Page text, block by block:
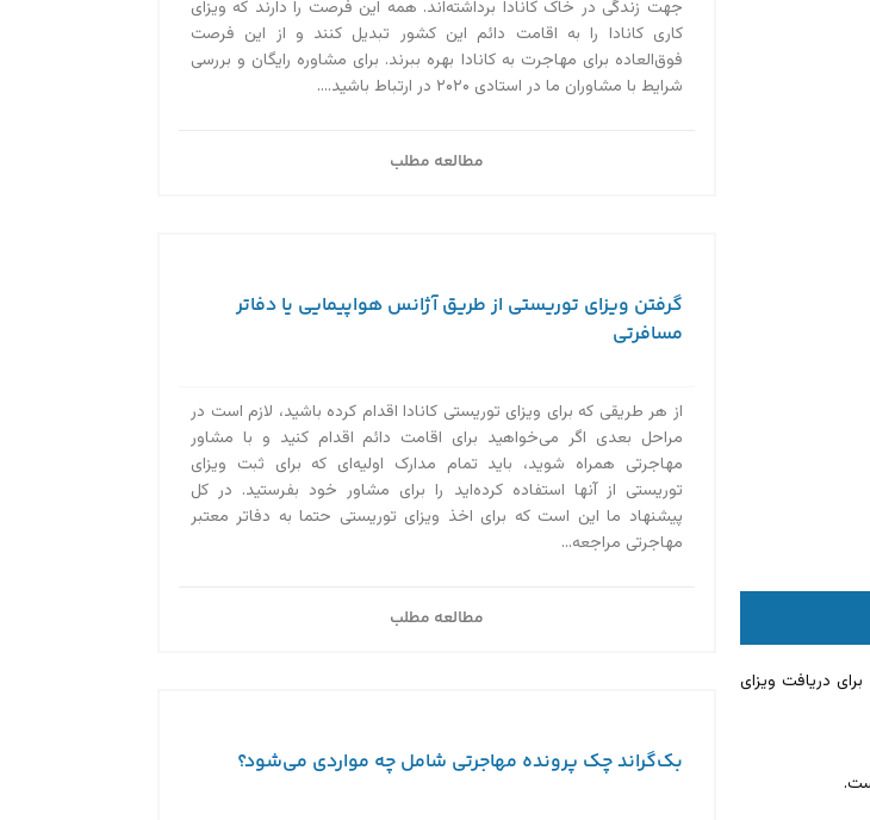
دریافت ویزای
جهت زندگی در خاک کانادا برداشته‌اند. همه این فرصت را دارند که ویزای
کاری کانادا را به اقامت دائم این کشور تبدیل کنند و از این فرصت
فوق‌العاده برای مهاجرت به کانادا بهره ببرند. برای مشاوره رایگان و بررسی
شرایط با مشاوران ما در استادی ۲۰۲۰ در ارتباط باشید....
مطالعه مطلب
گرفتن ویزای توریستی از طریق آژانس هواپیمایی یا دفاتر
مسافرتی
از هر طریقی که برای ویزای توریستی کانادا اقدام کرده باشید، لازم است در
مراحل بعدی اگر می‌خواهید برای اقامت دائم اقدام کنید و با مشاور
مهاجرتی همراه شوید، باید تمام مدارک اولیه‌ای که برای ثبت ویزای
توریستی از آنها استفاده کرده‌اید را برای مشاور خود بفرستید. در کل
پیشنهاد ما این است که برای اخذ ویزای توریستی حتما به دفاتر معتبر
مهاجرتی مراجعه...
مطالعه مطلب
بک‌گراند چک پرونده مهاجرتی شامل چه مواردی می‌شود؟